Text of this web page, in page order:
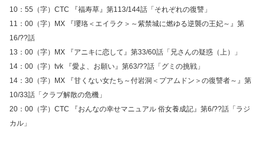
10：55（字）CTC 『福寿草』第113/144話「それぞれの復讐」
11：00（字）MX 『瓔珞＜エイラク＞～紫禁城に燃ゆる逆襲の王妃～』第
16/??話
13：00（字）MX 『アニキに恋して』第33/60話「兄さんの疑惑（上）」
14：00（字）tvk 『愛よ、お願い』第63/??話「グミの挑戦」
14：30（字）MX 『甘くない女たち～付岩洞＜プアムドン＞の復讐者～』第
10/33話「クラブ解散の危機」
20：00（字）CTC 『おんなの幸せマニュアル 俗女養成記』第6/??話「ラジ
カル」